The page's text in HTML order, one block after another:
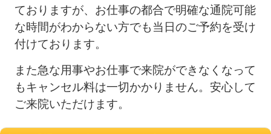
ておりますが、お仕事の都合で明確な通院可能
な時間がわからない方でも当日のご予約を受け
付けております。
また急な用事やお仕事で来院ができなくなって
もキャンセル料は一切かかりません。安心して
ご来院いただけます。